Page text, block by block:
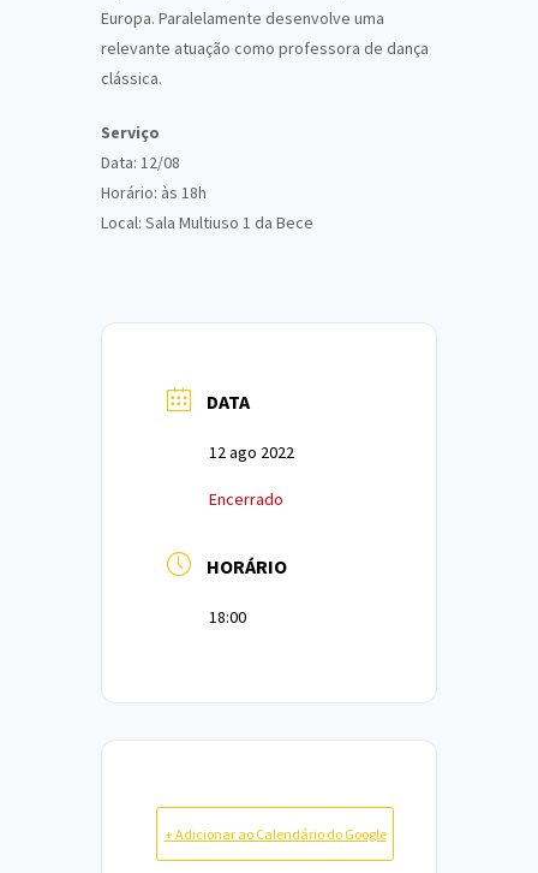
Europa. Paralelamente desenvolve uma
relevante atuação como professora de dança
clássica.
Serviço
Data: 12/08
Horário: às 18h
Local: Sala Multiuso 1 da Bece
DATA
12 ago 2022
Encerrado
HORÁRIO
18:00
+ Adicionar ao Calendário do Google